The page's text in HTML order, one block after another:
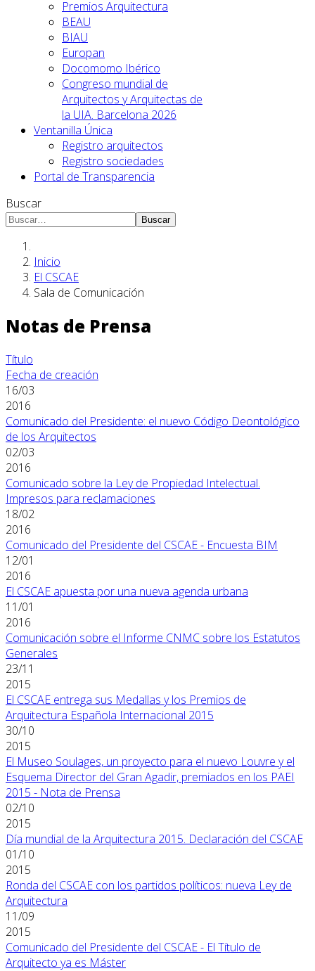
Premios Arquitectura
BEAU
BIAU
Europan
Docomomo Ibérico
Congreso mundial de
Arquitectos y Arquitectas de
la UIA. Barcelona 2026
Ventanilla Única
Registro arquitectos
Registro sociedades
Portal de Transparencia
Buscar
Buscar
Inicio
El CSCAE
Sala de Comunicación
Notas de Prensa
Título
Fecha de creación
16/03
2016
Comunicado del Presidente: el nuevo Código Deontológico
de los Arquitectos
02/03
2016
Comunicado sobre la Ley de Propiedad Intelectual.
Impresos para reclamaciones
18/02
2016
Comunicado del Presidente del CSCAE - Encuesta BIM
12/01
2016
El CSCAE apuesta por una nueva agenda urbana
11/01
2016
Comunicación sobre el Informe CNMC sobre los Estatutos
Generales
23/11
2015
El CSCAE entrega sus Medallas y los Premios de
Arquitectura Española Internacional 2015
30/10
2015
El Museo Soulages, un proyecto para el nuevo Louvre y el
Esquema Director del Gran Agadir, premiados en los PAEI
2015 - Nota de Prensa
02/10
2015
Día mundial de la Arquitectura 2015. Declaración del CSCAE
01/10
2015
Ronda del CSCAE con los partidos políticos: nueva Ley de
Arquitectura
11/09
2015
Comunicado del Presidente del CSCAE - El Título de
Arquitecto ya es Máster